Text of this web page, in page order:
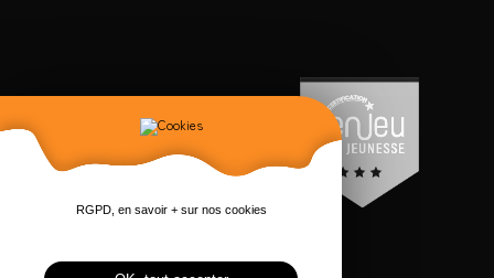
RGPD, en savoir + sur nos cookies